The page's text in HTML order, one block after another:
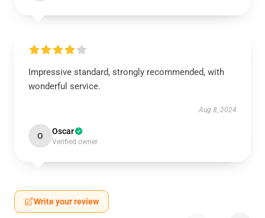
Impressive standard, strongly recommended, with
wonderful service.
Aug 8, 2024
O Oscar
Verified owner
Write your review